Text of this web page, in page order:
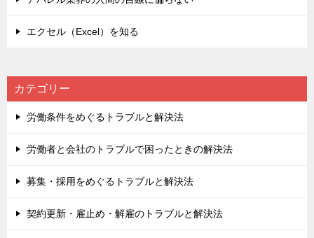
エクセル（Excel）を知る
カテゴリー
労働条件をめぐるトラブルと解決法
労働者と会社のトラブルで困ったときの解決法
募集・採用をめぐるトラブルと解決法
契約更新・雇止め・解雇のトラブルと解決法